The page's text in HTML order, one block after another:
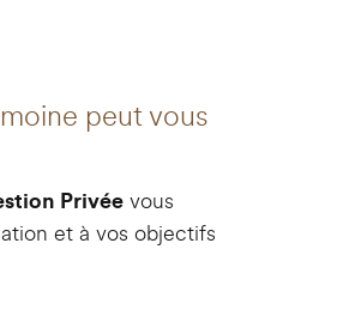
peut vous
Privée vous
et à vos objectifs